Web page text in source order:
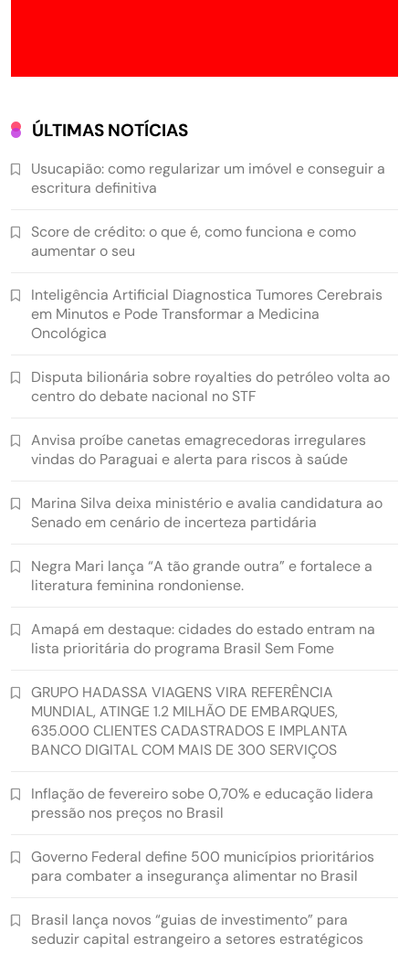
ÚLTIMAS NOTÍCIAS
Usucapião: como regularizar um imóvel e conseguir a
escritura definitiva
Score de crédito: o que é, como funciona e como
aumentar o seu
Inteligência Artificial Diagnostica Tumores Cerebrais
em Minutos e Pode Transformar a Medicina
Oncológica
Disputa bilionária sobre royalties do petróleo volta ao
centro do debate nacional no STF
Anvisa proíbe canetas emagrecedoras irregulares
vindas do Paraguai e alerta para riscos à saúde
Marina Silva deixa ministério e avalia candidatura ao
Senado em cenário de incerteza partidária
Negra Mari lança “A tão grande outra” e fortalece a
literatura feminina rondoniense.
Amapá em destaque: cidades do estado entram na
lista prioritária do programa Brasil Sem Fome
GRUPO HADASSA VIAGENS VIRA REFERÊNCIA
MUNDIAL, ATINGE 1.2 MILHÃO DE EMBARQUES,
635.000 CLIENTES CADASTRADOS E IMPLANTA
BANCO DIGITAL COM MAIS DE 300 SERVIÇOS
Inflação de fevereiro sobe 0,70% e educação lidera
pressão nos preços no Brasil
Governo Federal define 500 municípios prioritários
para combater a insegurança alimentar no Brasil
Brasil lança novos “guias de investimento” para
seduzir capital estrangeiro a setores estratégicos